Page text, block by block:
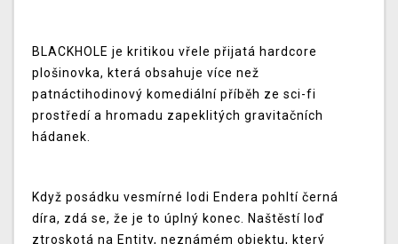
BLACKHOLE je kritikou vřele přijatá hardcore
plošinovka, která obsahuje více než
patnáctihodinový komediální příběh ze sci-fi
prostředí a hromadu zapeklitých gravitačních
hádanek.
Když posádku vesmírné lodi Endera pohltí černá
díra, zdá se, že je to úplný konec. Naštěstí loď
ztroskotá na Entity, neznámém objektu, který